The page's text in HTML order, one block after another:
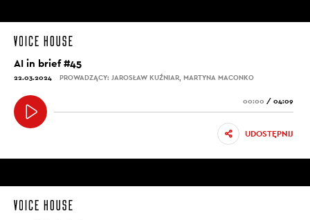
AI in brief #45
22.03.2024 PROWADZĄCY: JAROSŁAW KUŹNIAR, MARTYNA MACONKO
00:00 / 04:09
UDOSTĘPNIJ